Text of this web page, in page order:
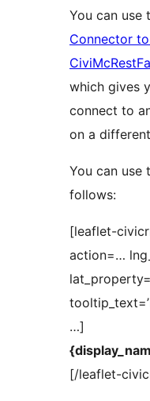
You can use
Connector
which gives
connect to
on a
You can use
follows:
[leaflet-
action=…
…]
[/leaflet-